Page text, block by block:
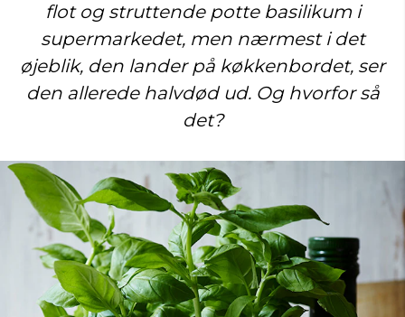
flot og struttende potte basilikum i
supermarkedet, men nærmest i det
øjeblik, den lander på køkkenbordet, ser
den allerede halvdød ud. Og hvorfor så
det?